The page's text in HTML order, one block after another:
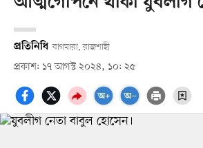
প্রতিনিধি বাগমারা, রাজশাহী
প্রকাশ: ১৭ আগস্ট ২০২৪, ১০: ২৫